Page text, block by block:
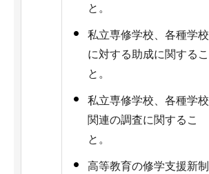
と。
私立専修学校、各種学校
に対する助成に関するこ
と。
私立専修学校、各種学校
関連の調査に関するこ
と。
高等教育の修学支援新制